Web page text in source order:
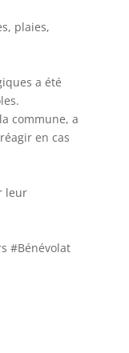
plaies,
a été
commune, a
en cas
leur
#Bénévolat